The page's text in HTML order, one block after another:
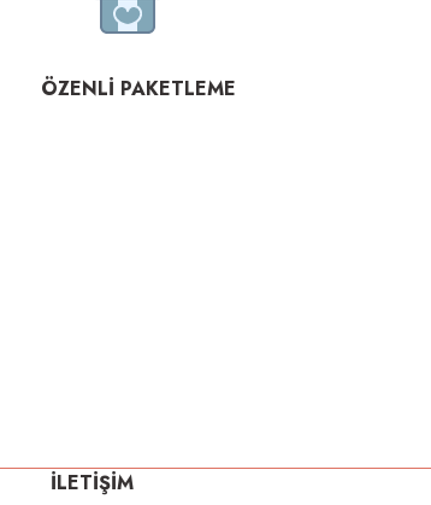
ÖZENLİ PAKETLEME
İLETİŞİM